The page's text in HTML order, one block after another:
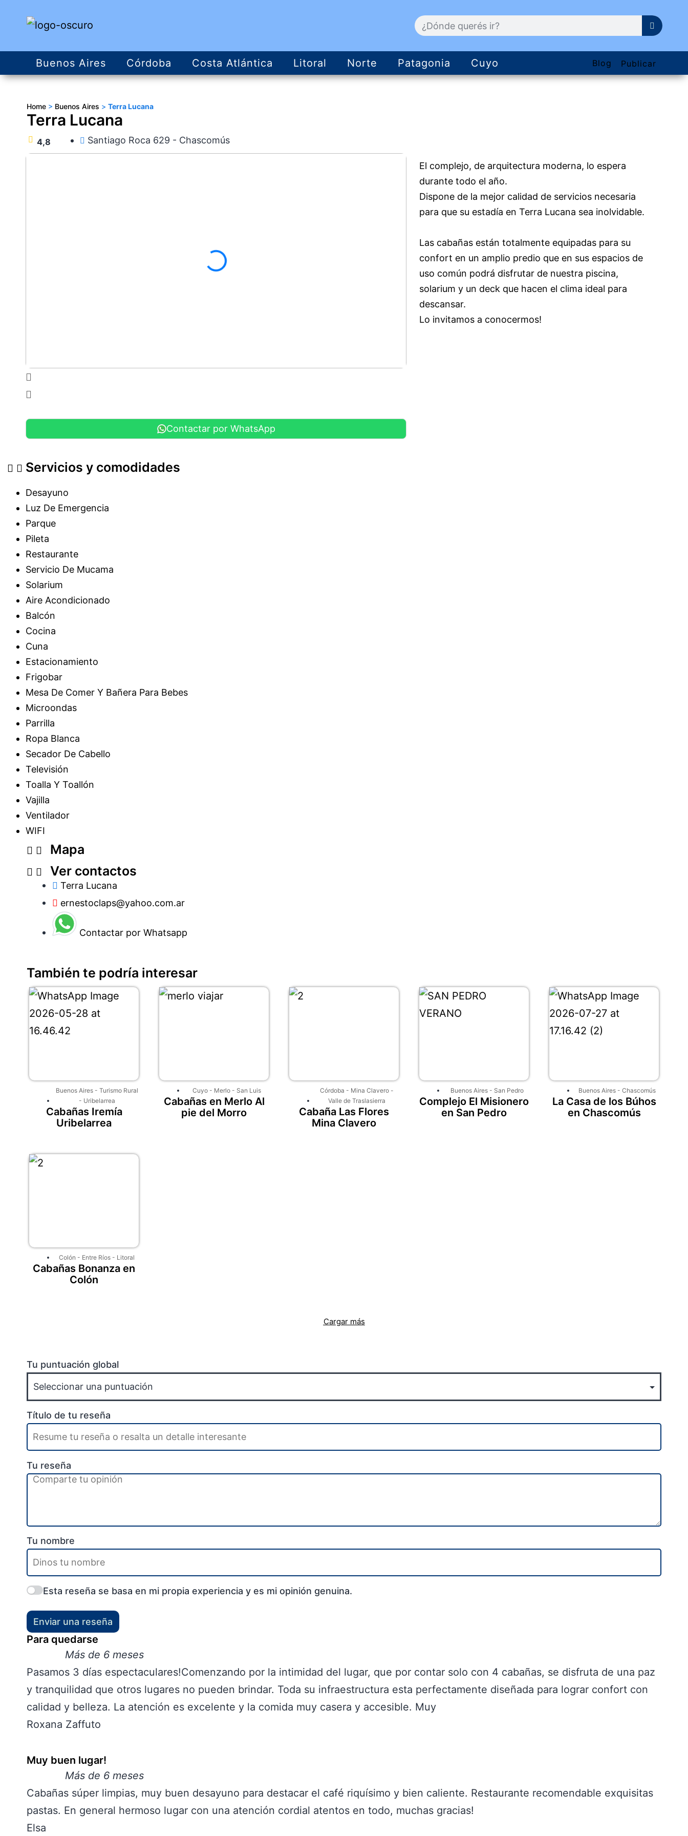
Buenos Aires Córdoba Costa Atlántica Litoral Norte Patagonia Cuyo Blog Publicar
Home > Buenos Aires > Terra Lucana
Terra Lucana
4,8 Santiago Roca 629 - Chascomús
Contactar por WhatsApp
El complejo, de arquitectura moderna, lo espera
durante todo el año.
Dispone de la mejor calidad de servicios necesaria
para que su estadía en Terra Lucana sea inolvidable.
Las cabañas están totalmente equipadas para su
confort en un amplio predio que en sus espacios de
uso común podrá disfrutar de nuestra piscina,
solarium y un deck que hacen el clima ideal para
descansar.
Lo invitamos a conocermos!
Servicios y comodidades
Desayuno
Luz De Emergencia
Parque
Pileta
Restaurante
Servicio De Mucama
Solarium
Aire Acondicionado
Balcón
Cocina
Cuna
Estacionamiento
Frigobar
Mesa De Comer Y Bañera Para Bebes
Microondas
Parrilla
Ropa Blanca
Secador De Cabello
Televisión
Toalla Y Toallón
Vajilla
Ventilador
WIFI
Mapa
Ver contactos
Terra Lucana
ernestoclaps@yahoo.com.ar
Contactar por Whatsapp
También te podría interesar
Buenos Aires- Turismo Rural
- Uribelarrea
Cabañas Iremía
Uribelarrea
Cuyo - Merlo - San Luis
Cabañas en Merlo Al
pie del Morro
Córdoba - Mina Clavero -
Valle de Traslasierra
Cabaña Las Flores
Mina Clavero
Buenos Aires- San Pedro
Complejo El Misionero
en San Pedro
Buenos Aires- Chascomús
La Casa de los Búhos
en Chascomús
Colón - Entre Ríos - Litoral
Cabañas Bonanza en
Colón
Cargar más
Tu puntuación global
Título de tu reseña
Tu reseña
Tu nombre
Esta reseña se basa en mi propia experiencia y es mi opinión genuina.
Enviar una reseña
Para quedarse
Más de 6 meses
Pasamos 3 días espectaculares!Comenzando por la intimidad del lugar, que por contar solo con 4 cabañas, se disfruta de una paz
y tranquilidad que otros lugares no pueden brindar. Toda su infraestructura esta perfectamente diseñada para lograr confort con
calidad y belleza. La atención es excelente y la comida muy casera y accesible. Muy
Roxana Zaffuto
Muy buen lugar!
Más de 6 meses
Cabañas súper limpias, muy buen desayuno para destacar el café riquísimo y bien caliente. Restaurante recomendable exquisitas
pastas. En general hermoso lugar con una atención cordial atentos en todo, muchas gracias!
Elsa